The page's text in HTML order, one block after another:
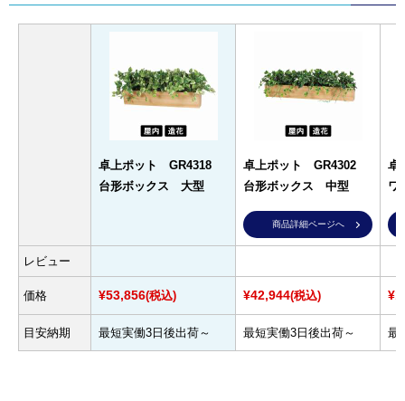
卓上ポット GR4318
台形ボックス 大型
卓上ポット GR4302
台形ボックス 中型
卓
ワ
商品詳細ページへ
レビュー
価格 ¥53,856(税込) ¥42,944(税込)
目安納期 最短実働3日後出荷～ 最短実働3日後出荷～ 最